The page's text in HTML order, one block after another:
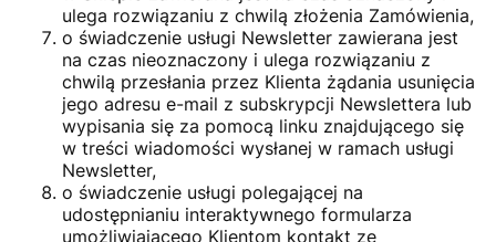
ulega rozwiązaniu z chwilą złożenia Zamówienia,
o świadczenie usługi Newsletter zawierana jest
na czas nieoznaczony i ulega rozwiązaniu z
chwilą przesłania przez Klienta żądania usunięcia
jego adresu e-mail z subskrypcji Newslettera lub
wypisania się za pomocą linku znajdującego się
w treści wiadomości wysłanej w ramach usługi
Newsletter,
o świadczenie usługi polegającej na
udostępnianiu interaktywnego formularza
umożliwiającego Klientom kontakt ze